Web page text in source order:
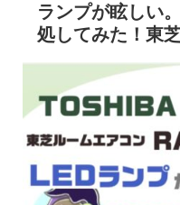
ランプが眩しい
処してみた！東